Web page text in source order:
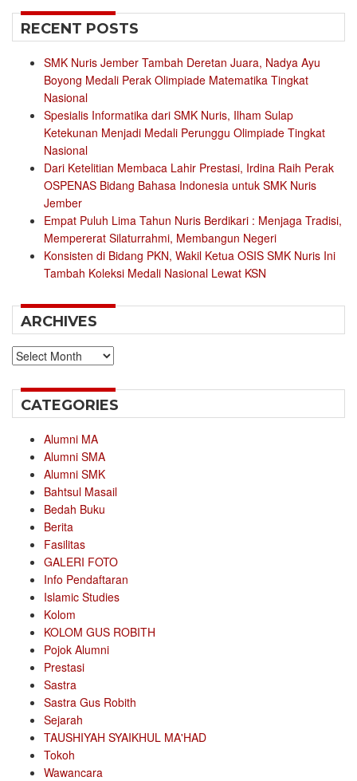
RECENT POSTS
SMK Nuris Jember Tambah Deretan Juara, Nadya Ayu
Boyong Medali Perak Olimpiade Matematika Tingkat
Nasional
Spesialis Informatika dari SMK Nuris, Ilham Sulap
Ketekunan Menjadi Medali Perunggu Olimpiade Tingkat
Nasional
Dari Ketelitian Membaca Lahir Prestasi, Irdina Raih Perak
OSPENAS Bidang Bahasa Indonesia untuk SMK Nuris
Jember
Empat Puluh Lima Tahun Nuris Berdikari : Menjaga Tradisi,
Mempererat Silaturrahmi, Membangun Negeri
Konsisten di Bidang PKN, Wakil Ketua OSIS SMK Nuris Ini
Tambah Koleksi Medali Nasional Lewat KSN
ARCHIVES
Archives
CATEGORIES
Alumni MA
Alumni SMA
Alumni SMK
Bahtsul Masail
Bedah Buku
Berita
Fasilitas
GALERI FOTO
Info Pendaftaran
Islamic Studies
Kolom
KOLOM GUS ROBITH
Pojok Alumni
Prestasi
Sastra
Sastra Gus Robith
Sejarah
TAUSHIYAH SYAIKHUL MA'HAD
Tokoh
Wawancara